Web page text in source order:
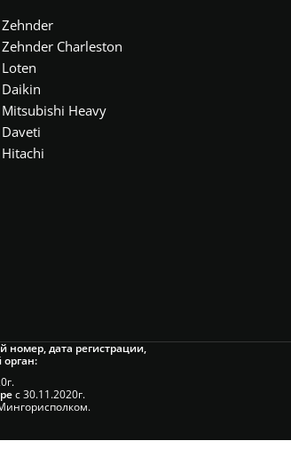
Zehnder
Zehnder Charleston
Loten
Daikin
Mitsubishi Heavy
Daveti
Hitachi
номер, дата регистрации,
с 30.11.2020г.